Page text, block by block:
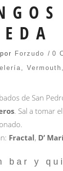
por Forzudo 0
Vermouth
de San
. Sal a tomar
Fractal, D’
bar y